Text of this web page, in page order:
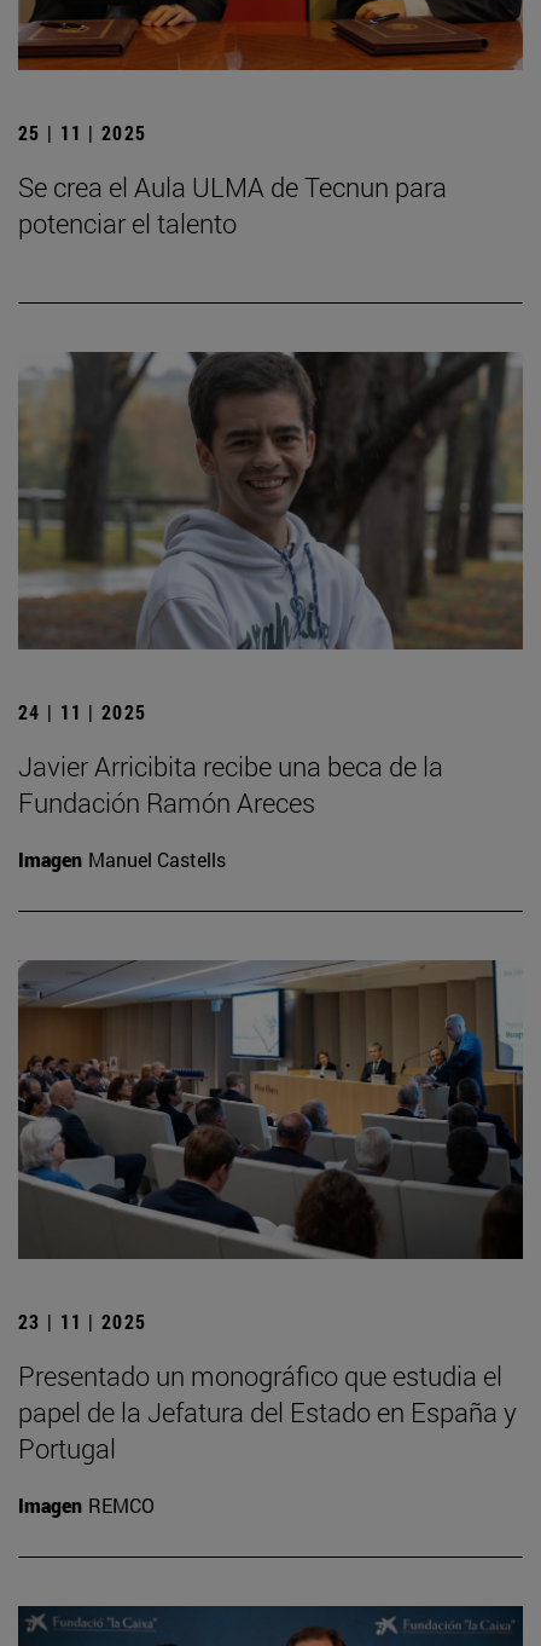
25 | 11 | 2025
Se crea el Aula ULMA de Tecnun para
potenciar el talento
24 | 11 | 2025
Javier Arricibita recibe una beca de la
Fundación Ramón Areces
Imagen Manuel Castells
23 | 11 | 2025
Presentado un monográfico que estudia el
papel de la Jefatura del Estado en España y
Portugal
Imagen REMCO